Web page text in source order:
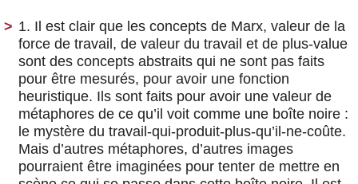
1. Il est clair que les concepts de Marx, valeur de la
force de travail, de valeur du travail et de plus-value
sont des concepts abstraits qui ne sont pas faits
pour être mesurés, pour avoir une fonction
heuristique. Ils sont faits pour avoir une valeur de
métaphores de ce qu’il voit comme une boîte noire :
le mystère du travail-qui-produit-plus-qu’il-ne-coûte.
Mais d’autres métaphores, d’autres images
pourraient être imaginées pour tenter de mettre en